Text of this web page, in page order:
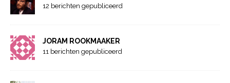
12 berichten gepubliceerd
JORAM ROOKMAAKER
11 berichten gepubliceerd